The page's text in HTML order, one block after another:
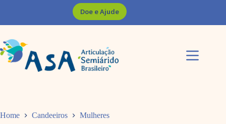
Doe e Ajude
Home Candeeiros Mulheres